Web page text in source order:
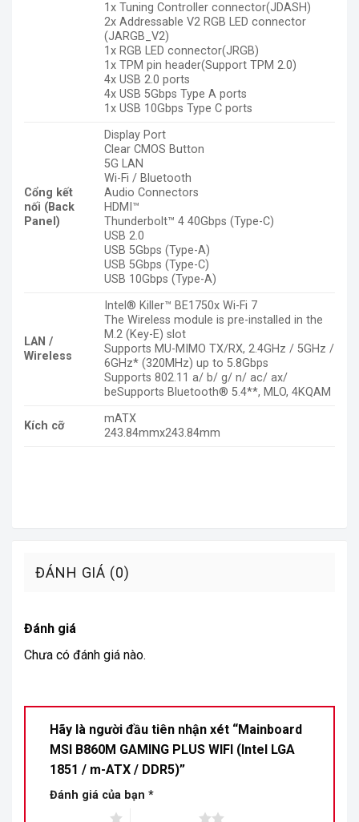
1x Tuning Controller connector(JDASH)
2x Addressable V2 RGB LED connector
(JARGB_V2)
1x RGB LED connector(JRGB)
1x TPM pin header(Support TPM 2.0)
4x USB 2.0 ports
4x USB 5Gbps Type A ports
1x USB 10Gbps Type C ports
Cổng kết
nối (Back
Panel)
Display Port
Clear CMOS Button
5G LAN
Wi-Fi / Bluetooth
Audio Connectors
HDMI™
Thunderbolt™ 4 40Gbps (Type-C)
USB 2.0
USB 5Gbps (Type-A)
USB 5Gbps (Type-C)
USB 10Gbps (Type-A)
LAN /
Wireless
Intel® Killer™ BE1750x Wi-Fi 7
The Wireless module is pre-installed in the
M.2 (Key-E) slot
Supports MU-MIMO TX/RX, 2.4GHz / 5GHz /
6GHz* (320MHz) up to 5.8Gbps
Supports 802.11 a/ b/ g/ n/ ac/ ax/
beSupports Bluetooth® 5.4**, MLO, 4KQAM
Kích cỡ
mATX
243.84mmx243.84mm
ĐÁNH GIÁ (0)
Đánh giá
Chưa có đánh giá nào.
Hãy là người đầu tiên nhận xét “Mainboard
MSI B860M GAMING PLUS WIFI (Intel LGA
1851 / m-ATX / DDR5)”
Đánh giá của bạn *